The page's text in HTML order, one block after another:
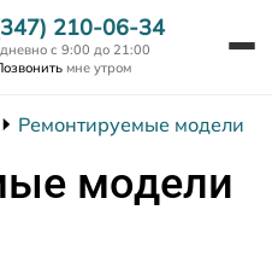
210-06-34
с 9:00 до 21:00
мне утром
Ремонтируемые модели
модели